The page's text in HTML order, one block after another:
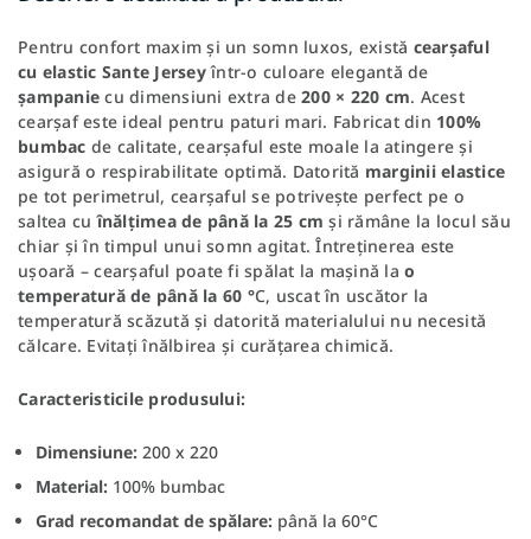
Pentru confort maxim și un somn luxos, există cearșaful
cu elastic Sante Jerseyîntr-o culoare elegantă de
șampanie cu dimensiuni extra de 200 × 220 cm. Acest
cearșaf este ideal pentru paturi mari. Fabricat din 100%
bumbac de calitate, cearșaful este moale la atingere și
asigură o respirabilitate optimă. Datorită marginii elastice
pe tot perimetrul, cearșaful se potrivește perfect pe o
saltea cuînălțimea de până la 25 cm și rămâne la locul său
chiar și în timpul unui somn agitat. Întreținerea este
ușoară – cearșaful poate fi spălat la mașină la o
temperatură de până la 60 °C, uscat în uscător la
temperatură scăzută și datorită materialului nu necesită
călcare. Evitați înălbirea și curățarea chimică.
Caracteristicile produsului:
Dimensiune: 200 x 220
Material: 100% bumbac
Grad recomandat de spălare: până la 60°C